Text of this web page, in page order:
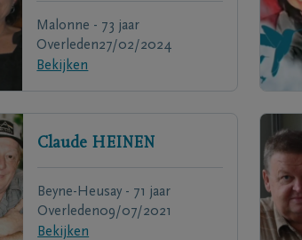
Malonne - 73 jaar
Overleden27/02/2024
Bekijken
Claude HEINEN
Beyne-Heusay - 71 jaar
Overleden09/07/2021
Bekijken